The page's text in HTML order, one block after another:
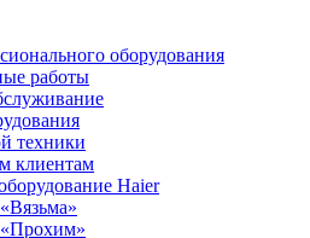
оборудования
работы
техники
клиентам
Haier